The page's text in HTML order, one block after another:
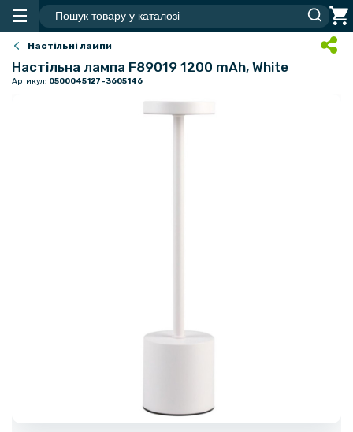
Настільні лампи
Настільна лампа F89019 1200 mAh, White
Артикул: 0500045127-3605146